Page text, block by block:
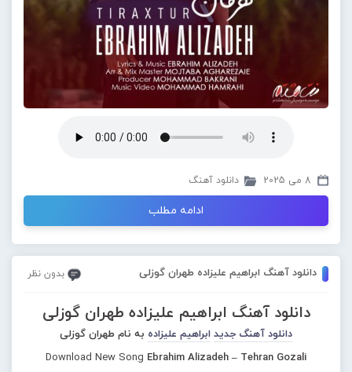
8 می 2025 دانلود آهنگ
ادامه مطلب
دانلود آهنگ ابراهیم علیزاده طهران گوزلی بدون نظر
دانلود آهنگ ابراهیم علیزاده طهران گوزلی
دانلود آهنگ جدید ابراهیم علیزاده به نام طهران گوزلی
Download New Song Ebrahim Alizadeh – Tehran Gozali